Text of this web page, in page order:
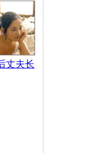
丈夫长